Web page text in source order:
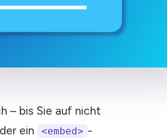
– bis Sie auf nicht
ein
<embed> -